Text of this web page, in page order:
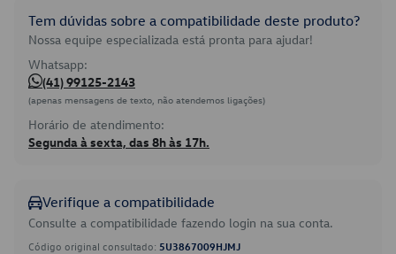
Tem dúvidas sobre a compatibilidade deste produto?
Nossa equipe especializada está pronta para ajudar!
Whatsapp:
(41) 99125-2143
(apenas mensagens de texto, não atendemos ligações)
Horário de atendimento:
Segunda à sexta, das 8h às 17h.
Verifique a compatibilidade
Consulte a compatibilidade fazendo login na sua conta.
Código original consultado: 5U3867009HJMJ